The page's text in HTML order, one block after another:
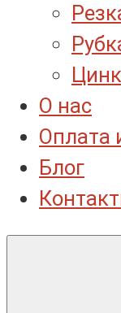
О нас
Оплата
Блог